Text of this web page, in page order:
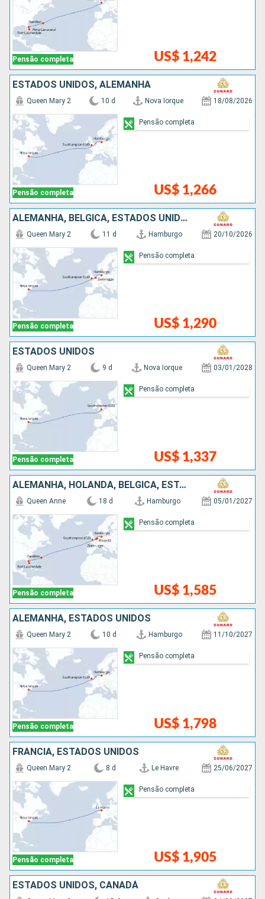
Pensão completa US$ 1,242
ESTADOS UNIDOS, ALEMANHA
Pensão completa
Queen Mary 2 10 d Nova Iorque 18/08/2026
US$ 1,266
Pensão completa
ALEMANHA, BÉLGICA, ESTADOS UNIDOS
Pensão completa
Queen Mary 2 11 d Hamburgo 20/10/2026
US$ 1,290
Pensão completa
ESTADOS UNIDOS
Pensão completa
Queen Mary 2 9 d Nova Iorque 03/01/2028
US$ 1,337
Pensão completa
ALEMANHA, HOLANDA, BÉLGICA, ESTADOS UNIDOS
Pensão completa
Queen Anne 18 d Hamburgo 05/01/2027
US$ 1,585
Pensão completa
ALEMANHA, ESTADOS UNIDOS
Pensão completa
Queen Mary 2 10 d Hamburgo 11/10/2027
US$ 1,798
Pensão completa
FRANCIA, ESTADOS UNIDOS
Pensão completa
Queen Mary 2 8 d Le Havre 25/06/2027
US$ 1,905
Pensão completa
ESTADOS UNIDOS, CANADÁ